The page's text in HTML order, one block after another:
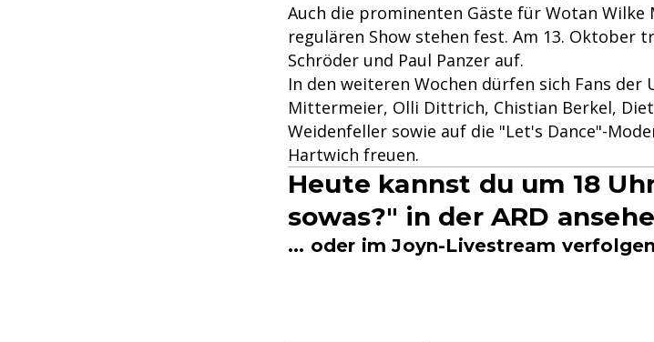
Auch die prominenten Gäste für Wotan
regulären Show stehen fest. Am 13. Oktober
Schröder und Paul Panzer auf.
In den weiteren Wochen dürfen sich Fans
Mittermeier, Olli Dittrich, Chistian Berkel,
Weidenfeller sowie auf die "Let's Dance"-
Hartwich freuen.
Heute kannst du um 18
sowas?" in der ARD
... oder im Joyn-Livestream verfolgen